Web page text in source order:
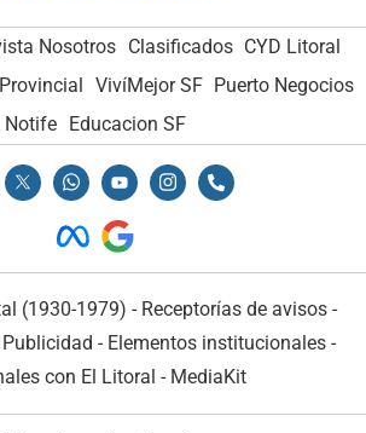
Nosotros Clasificados CYD Litoral
VivíMejor SF Puerto Negocios
Notife Educacion SF
(1930-1979) - Receptorías de avisos -
- Elementos institucionales -
con El Litoral - MediaKit